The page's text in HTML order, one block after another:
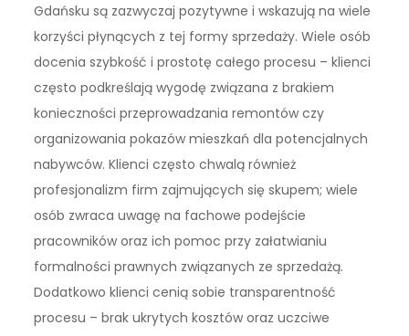
Gdańsku są zazwyczaj pozytywne i wskazują na wiele
korzyści płynących z tej formy sprzedaży. Wiele osób
docenia szybkość i prostotę całego procesu – klienci
często podkreślają wygodę związana z brakiem
konieczności przeprowadzania remontów czy
organizowania pokazów mieszkań dla potencjalnych
nabywców. Klienci często chwalą również
profesjonalizm firm zajmujących się skupem; wiele
osób zwraca uwagę na fachowe podejście
pracowników oraz ich pomoc przy załatwianiu
formalności prawnych związanych ze sprzedażą.
Dodatkowo klienci cenią sobie transparentność
procesu – brak ukrytych kosztów oraz uczciwe